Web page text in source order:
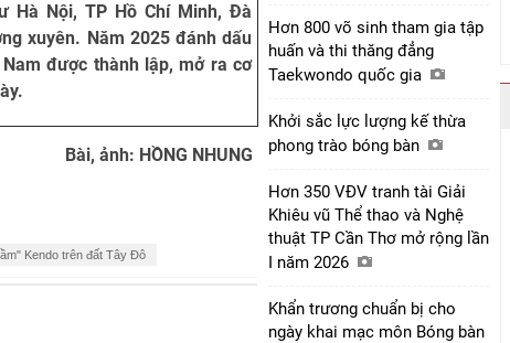
Hà Nội, TP Hồ Chí Minh, Đà
xuyên. Năm 2025 đánh dấu
được thành lập, mở ra cơ
Bài, ảnh: HỒNG NHUNG
Kendo trên đất Tây Đô
Hơn 800 võ sinh tham gia tập
huấn và thi thăng đẳng
Taekwondo quốc gia
Khởi sắc lực lượng kế thừa
phong trào bóng bàn
Hơn 350 VĐV tranh tài Giải
Khiêu vũ Thể thao và Nghệ
thuật TP Cần Thơ mở rộng lần
I năm 2026
Khẩn trương chuẩn bị cho
ngày khai mạc môn Bóng bàn